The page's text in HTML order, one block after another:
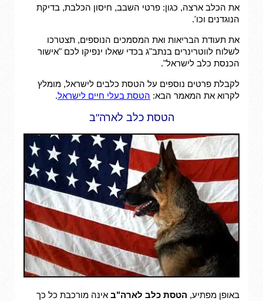
את הכלב ארצה, כגון: פרטי השבב, חיסון הכלבת, בדיקת
הנוגדנים וכו'.
את תעודת הבריאות ואת המסמכים הנוספים, תצטרכו
לשלוח לווטרינרים בנתב"ג בכדי שאלו ינפיקו לכם "אישור
הכנסת כלב לישראל".
לקבלת פרטים נוספים על הטסת כלבים לישראל, מומלץ
לקרוא את המאמר הבא: הטסת בעלי חיים לישראל.
הטסת כלב לארה"ב
באופן מפתיע, הטסת כלב לארה"ב אינה מורכבת כל כך